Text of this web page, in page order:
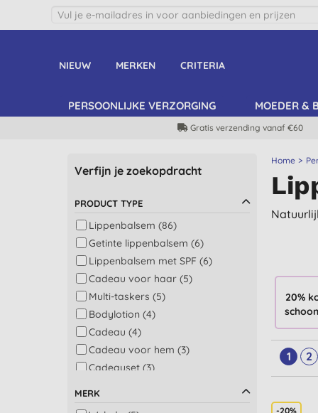
NIEUW MERKEN CRITERIA
PERSOONLIJKE VERZORGING MOEDER &
Gratis verzending vanaf €60
Home
20%
1 2
-20%
Verfijn je zoekopdracht
PRODUCT TYPE
Lippenbalsem (86)
Getinte lippenbalsem (6)
Lippenbalsem met SPF (6)
Cadeau voor haar (5)
Multi-taskers (5)
Bodylotion (4)
Cadeau (4)
Cadeau voor hem (3)
Cadeauset (3)
MERK